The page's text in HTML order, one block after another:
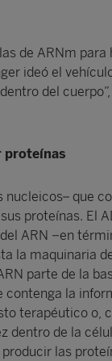
de ARNm para
ideó el
del
proteínas
nucleicos– que
proteínas. El
ARN −en
la maquinaria
parte de la
contenga la
terapéutico o,
dentro de la
las